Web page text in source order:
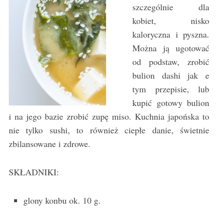
szczególnie dla
kobiet, nisko
kaloryczna i pyszna.
Można ją ugotować
od podstaw, zrobić
bulion dashi jak e
tym przepisie, lub
kupić gotowy bulion
i na jego bazie zrobić zupę miso. Kuchnia japońska to
nie tylko sushi, to również ciepłe danie, świetnie
zbilansowane i zdrowe.
SKŁADNIKI:
glony konbu ok. 10 g.